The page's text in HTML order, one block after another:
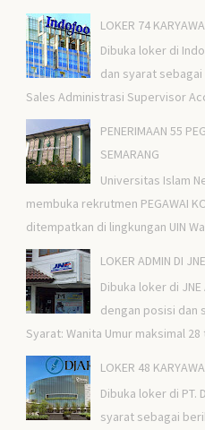
LOKER 74
Dibuka loker di
dan syarat
Sales Administrasi Supervisor
PENERIMAAN 55
SEMARANG
Universitas Islam
membuka rekrutmen PEGAWAI
ditempatkan di lingkungan UIN
LOKER ADMIN DI
Dibuka loker di JNE
dengan posisi dan
Syarat: Wanita Umur maksimal 28
LOKER 48
Dibuka loker di PT.
syarat sebagai